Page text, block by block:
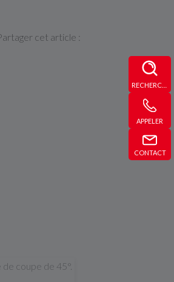
APPELER
CONTACT
cet article :